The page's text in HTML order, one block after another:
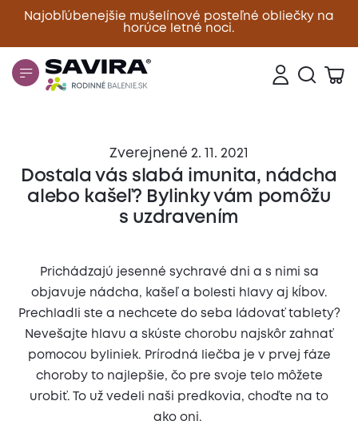
Najobľúbenejšie mušelínové posteľné obliečky na
horúce letné noci.
Zavrieť
Zverejnené 2. 11. 2021
Dostala vás slabá imunita, nádcha
alebo kašeľ? Bylinky vám pomôžu
s uzdravením
Prichádzajú jesenné sychravé dni a s nimi sa
objavuje nádcha, kašeľ a bolesti hlavy aj kĺbov.
Prechladli ste a nechcete do seba ládovať tablety?
Nevešajte hlavu a skúste chorobu najskôr zahnať
pomocou byliniek. Prírodná liečba je v prvej fáze
choroby to najlepšie, čo pre svoje telo môžete
urobiť. To už vedeli naši predkovia, choďte na to
ako oni.